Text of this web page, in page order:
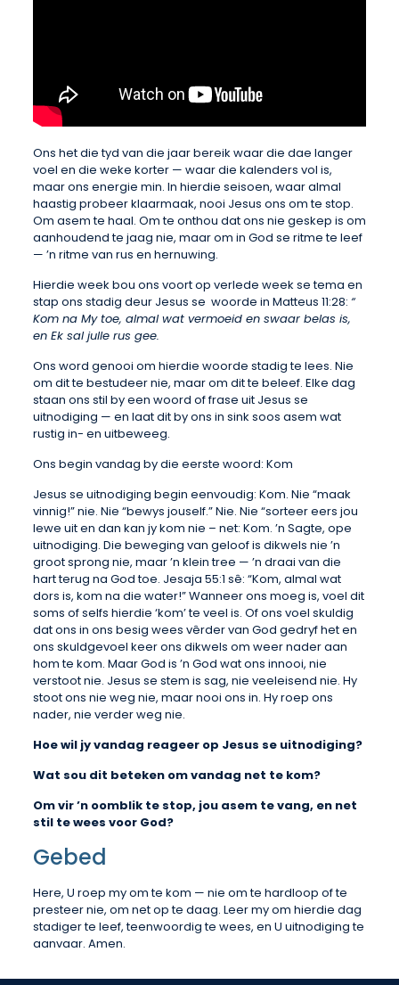
Ons het die tyd van die jaar bereik waar die dae langer
voel en die weke korter — waar die kalenders vol is,
maar ons energie min. In hierdie seisoen, waar almal
haastig probeer klaarmaak, nooi Jesus ons om te stop.
Om asem te haal. Om te onthou dat ons nie geskep is om
aanhoudend te jaag nie, maar om in God se ritme te leef
— ’n ritme van rus en hernuwing.
Hierdie week bou ons voort op verlede week se tema en
stap ons stadig deur Jesus se woorde in Matteus 11:28: “
Kom na My toe, almal wat vermoeid en swaar belas is,
en Ek sal julle rus gee.
Ons word genooi om hierdie woorde stadig te lees. Nie
om dit te bestudeer nie, maar om dit te beleef. Elke dag
staan ons stil by een woord of frase uit Jesus se
uitnodiging — en laat dit by ons in sink soos asem wat
rustig in- en uitbeweeg.
Ons begin vandag by die eerste woord: Kom
Jesus se uitnodiging begin eenvoudig: Kom. Nie “maak
vinnig!” nie. Nie “bewys jouself.” Nie. Nie “sorteer eers jou
lewe uit en dan kan jy kom nie – net: Kom. ’n Sagte, ope
uitnodiging. Die beweging van geloof is dikwels nie ’n
groot sprong nie, maar ’n klein tree — ’n draai van die
hart terug na God toe. Jesaja 55:1 sê: “Kom, almal wat
dors is, kom na die water!” Wanneer ons moeg is, voel dit
soms of selfs hierdie ‘kom’ te veel is. Of ons voel skuldig
dat ons in ons besig wees vêrder van God gedryf het en
ons skuldgevoel keer ons dikwels om weer nader aan
hom te kom. Maar God is ’n God wat ons innooi, nie
verstoot nie. Jesus se stem is sag, nie veeleisend nie. Hy
stoot ons nie weg nie, maar nooi ons in. Hy roep ons
nader, nie verder weg nie.
Hoe wil jy vandag reageer op Jesus se uitnodiging?
Wat sou dit beteken om vandag net te kom?
Om vir ’n oomblik te stop, jou asem te vang, en net
stil te wees voor God?
Gebed
Here, U roep my om te kom — nie om te hardloop of te
presteer nie, om net op te daag. Leer my om hierdie dag
stadiger te leef, teenwoordig te wees, en U uitnodiging te
aanvaar. Amen.